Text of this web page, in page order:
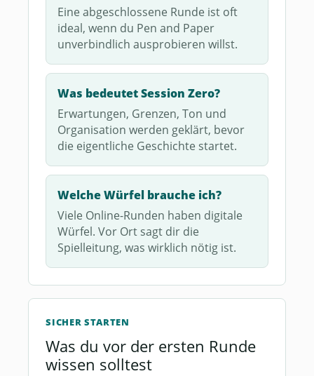
Eine abgeschlossene Runde ist oft
ideal, wenn du Pen and Paper
unverbindlich ausprobieren willst.
Was bedeutet Session Zero?
Erwartungen, Grenzen, Ton und
Organisation werden geklärt, bevor
die eigentliche Geschichte startet.
Welche Würfel brauche ich?
Viele Online-Runden haben digitale
Würfel. Vor Ort sagt dir die
Spielleitung, was wirklich nötig ist.
SICHER STARTEN
Was du vor der ersten Runde
wissen solltest